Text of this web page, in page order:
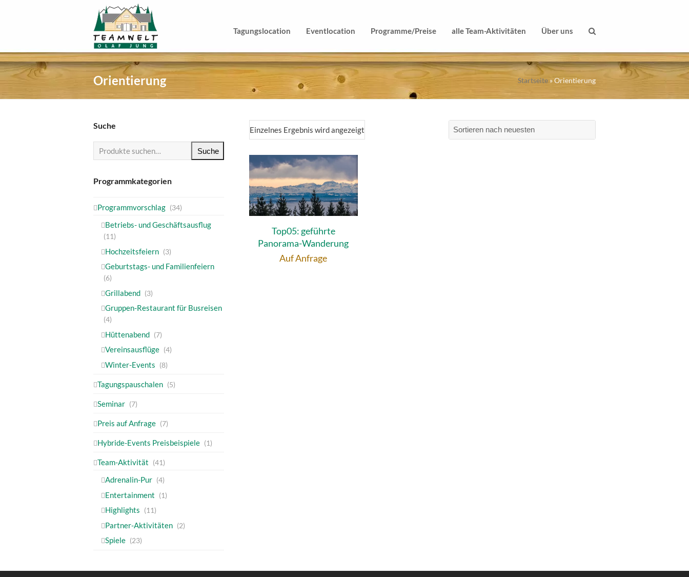
Tagungslocation Eventlocation Programme/Preise alle Team-Aktivitäten Über uns
Orientierung Startseite »Orientierung
Einzelnes Ergebnis wird angezeigt
Top05: geführte
Panorama-Wanderung
Auf Anfrage
Suche
Suche
Programmkategorien
Programmvorschlag (34)
Betriebs- und Geschäftsausflug
(11)
Hochzeitsfeiern (3)
Geburtstags- und Familienfeiern
(6)
Grillabend (3)
Gruppen-Restaurant für Busreisen
(4)
Hüttenabend (7)
Vereinsausflüge (4)
Winter-Events (8)
Tagungspauschalen (5)
Seminar (7)
Preis auf Anfrage (7)
Hybride-Events Preisbeispiele (1)
Team-Aktivität (41)
Adrenalin-Pur (4)
Entertainment (1)
Highlights (11)
Partner-Aktivitäten (2)
Spiele (23)